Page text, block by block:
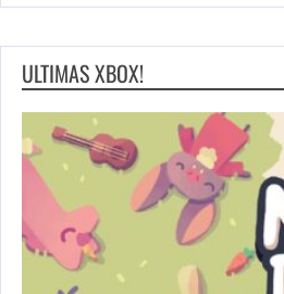
ULTIMAS XBOX!